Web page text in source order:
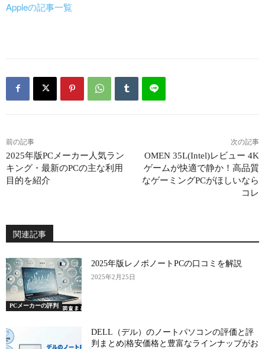
Appleの記事一覧
前の記事
2025年版PCメーカー人気ラン
キング・最新のPCの主な利用
目的を紹介
次の記事
OMEN 35L(Intel)レビュー 4K
ゲームが快適で静か！高品質
なゲーミングPCがほしいなら
コレ
関連記事
PCメーカーの評判
2025年版レノボノートPCの口コミを解説
2025年2月25日
DELL（デル）のノートパソコンの評価と評
判まとめ|格安価格と豊富なラインナップがお